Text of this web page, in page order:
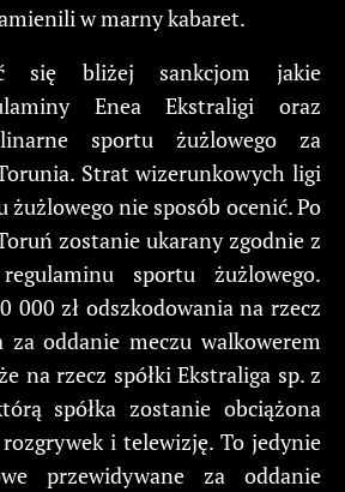
w marny kabaret.
się bliżej sankcjom jakie
Enea Ekstraligi oraz
sportu żużlowego za
Strat wizerunkowych ligi
żużlowego nie sposób ocenić. Po
zostanie ukarany zgodnie z
sportu żużlowego.
000 zł odszkodowania na rzecz
za oddanie meczu walkowerem
na rzecz spółki Ekstraliga sp. z
spółka zostanie obciążona
i telewizję. To jedynie
przewidywane za oddanie